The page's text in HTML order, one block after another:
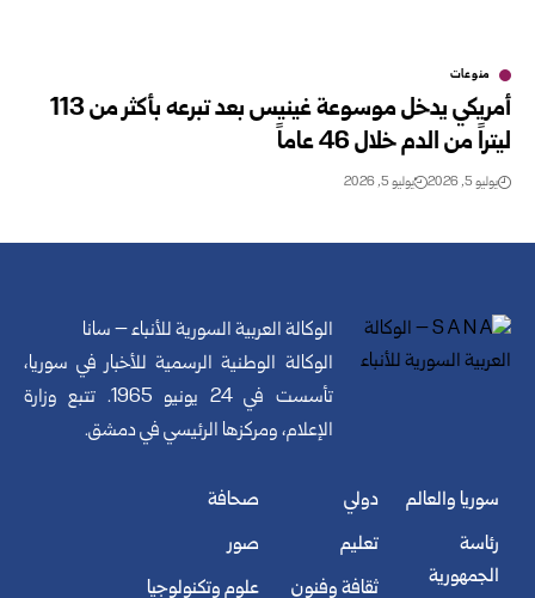
منوعات
أمريكي يدخل موسوعة غينيس بعد تبرعه بأكثر من 113
ليتراً من الدم خلال 46 عاماً
يوليو 5, 2026 يوليو 5, 2026
الوكالة العربية السورية للأنباء – سانا
الوكالة الوطنية الرسمية للأخبار في سوريا،
تأسست في 24 يونيو 1965. تتبع وزارة
الإعلام، ومركزها الرئيسي في دمشق.
سوريا والعالم
رئاسة
الجمهورية
دولي
تعليم
ثقافة وفنون
صحافة
صور
علوم وتكنولوجيا